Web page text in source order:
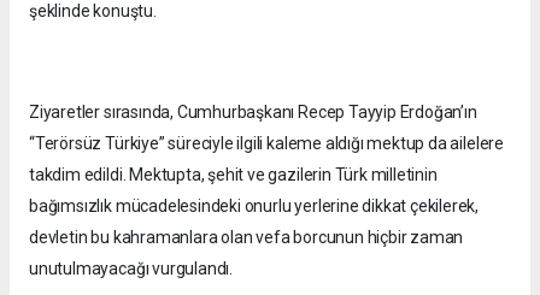
şeklinde konuştu.
Ziyaretler sırasında, Cumhurbaşkanı Recep Tayyip Erdoğan’ın
“Terörsüz Türkiye” süreciyle ilgili kaleme aldığı mektup da ailelere
takdim edildi. Mektupta, şehit ve gazilerin Türk milletinin
bağımsızlık mücadelesindeki onurlu yerlerine dikkat çekilerek,
devletin bu kahramanlara olan vefa borcunun hiçbir zaman
unutulmayacağı vurgulandı.